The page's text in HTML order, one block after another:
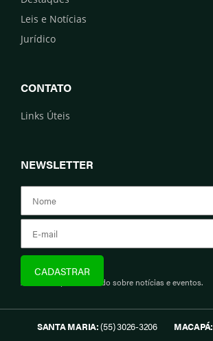
Leis e Notícias
Jurídico
CONTATO
Links Úteis
NEWSLETTER
Assine e fique informado sobre notícias e eventos.
SANTA MARIA:(55) 3026-3206 MACAPÁ: